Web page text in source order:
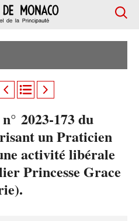
2023-173 du
un Praticien
activité libérale
Princesse Grace